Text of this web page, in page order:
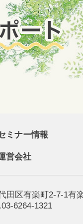
ミナー情報
営会社
区有楽町2-7-1有
6264-1321